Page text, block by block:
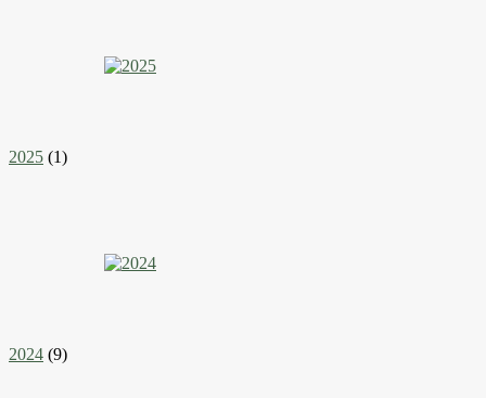
2025 (1)
2024 (9)